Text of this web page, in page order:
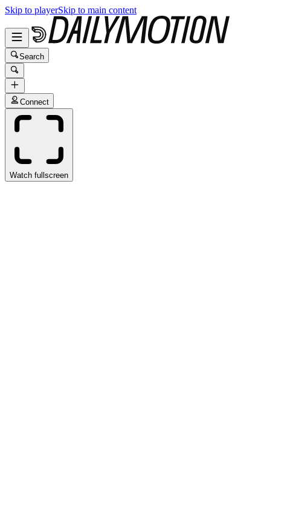
Skip to playerSkip to main content
Search
Connect
Watch fullscreen